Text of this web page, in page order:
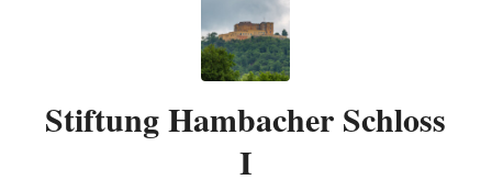
Stiftung Hambacher Schloss
I